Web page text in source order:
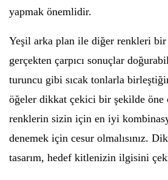
yapmak önemlidir.
Yeşil arka plan ile diğer renkleri bir
gerçekten çarpıcı sonuçlar
turuncu gibi sıcak tonlarla
öğeler dikkat çekici bir şekilde öne
renklerin sizin için en iyi
denemek için cesur olmalısınız.
tasarım, hedef kitlenizin ilgisini